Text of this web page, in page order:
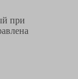
при